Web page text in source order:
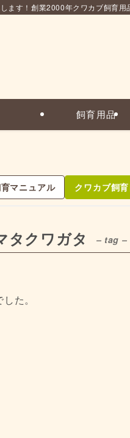
ます！創業2000年クワカブ飼育用
飼育用品
マニュアル クワカブ飼
タクワガタ – tag –
た。